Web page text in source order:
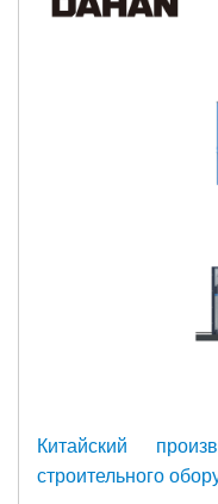
Китайский
строительного